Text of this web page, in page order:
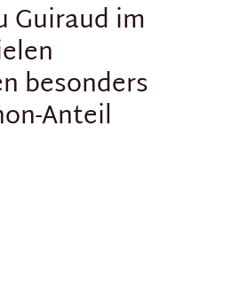
Guiraud im
besonders
Anteil